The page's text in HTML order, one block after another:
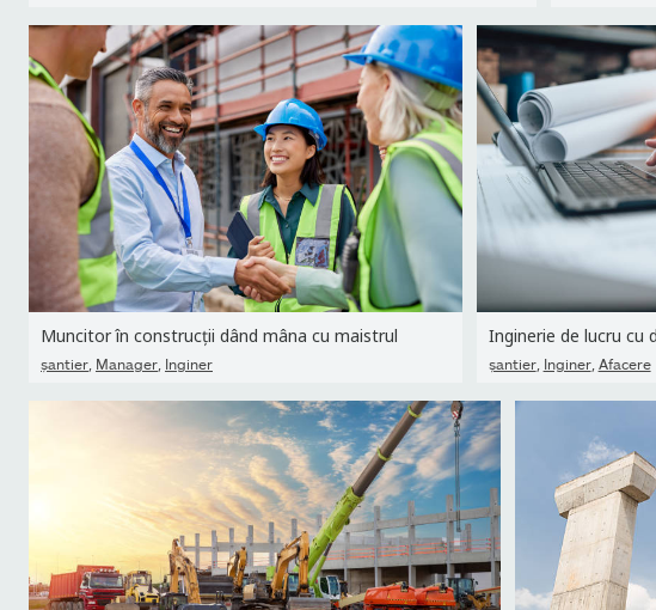
Muncitor în construcții dând mâna cu maistrul
şantier, Manager, Inginer şantier, Inginer, Afacere